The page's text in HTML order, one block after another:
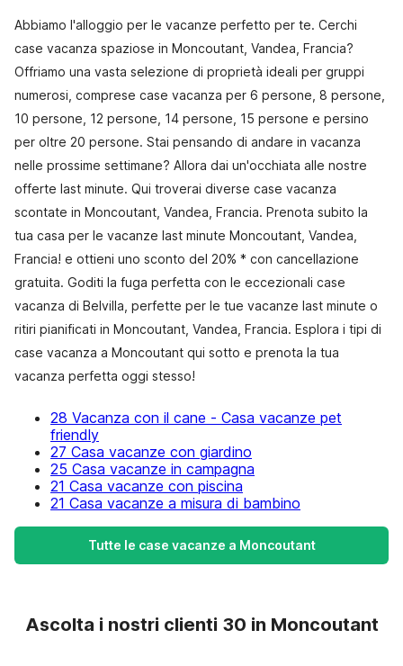
Abbiamo l'alloggio per le vacanze perfetto per te. Cerchi
case vacanza spaziose in Moncoutant, Vandea, Francia?
Offriamo una vasta selezione di proprietà ideali per gruppi
numerosi, comprese case vacanza per 6 persone, 8 persone,
10 persone, 12 persone, 14 persone, 15 persone e persino
per oltre 20 persone. Stai pensando di andare in vacanza
nelle prossime settimane? Allora dai un'occhiata alle nostre
offerte last minute. Qui troverai diverse case vacanza
scontate in Moncoutant, Vandea, Francia. Prenota subito la
tua casa per le vacanze last minute Moncoutant, Vandea,
Francia! e ottieni uno sconto del 20% * con cancellazione
gratuita. Goditi la fuga perfetta con le eccezionali case
vacanza di Belvilla, perfette per le tue vacanze last minute o
ritiri pianificati in Moncoutant, Vandea, Francia. Esplora i tipi di
case vacanza a Moncoutant qui sotto e prenota la tua
vacanza perfetta oggi stesso!
28 Vacanza con il cane - Casa vacanze pet
friendly
27 Casa vacanze con giardino
25 Casa vacanze in campagna
21 Casa vacanze con piscina
21 Casa vacanze a misura di bambino
Tutte le case vacanze a Moncoutant
Ascolta i nostri clienti 30 in Moncoutant